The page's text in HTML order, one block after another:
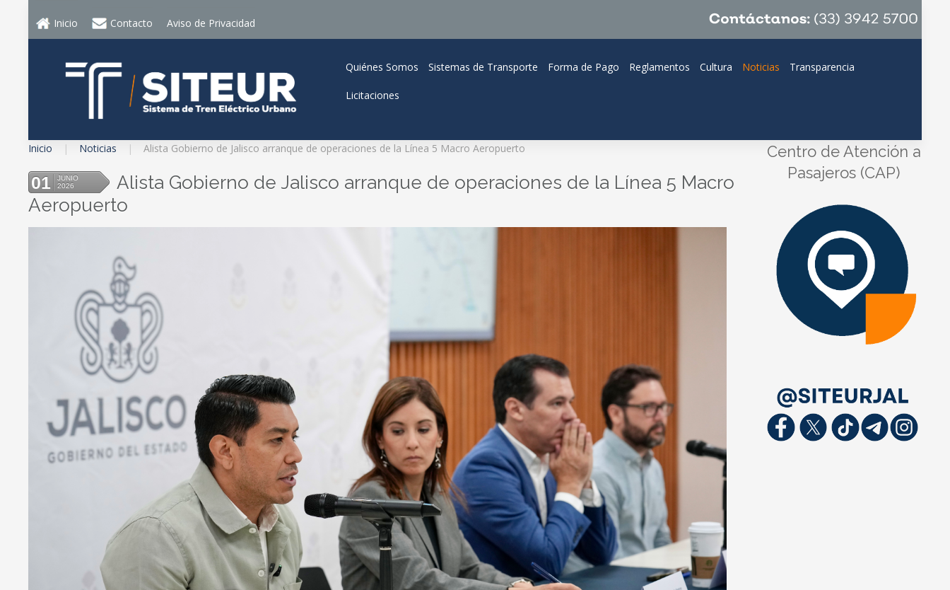
Inicio Contacto Aviso de Privacidad
Quiénes Somos Sistemas de Transporte Forma de Pago Reglamentos Cultura Noticias Transparencia
Licitaciones
Inicio Noticias Alista Gobierno de Jalisco arranque de operaciones de la Línea 5 Macro Aeropuerto
01
JUNIO
2026
Alista Gobierno de Jalisco arranque de operaciones de la Línea 5 Macro
Aeropuerto
Centro de Atención a
Pasajeros (CAP)